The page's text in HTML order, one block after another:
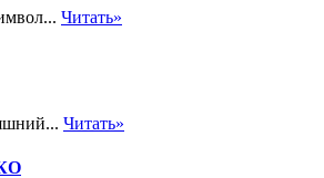
Читать»
Читать»